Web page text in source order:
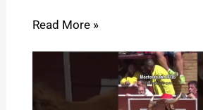
Read More »